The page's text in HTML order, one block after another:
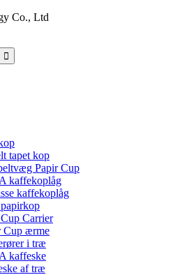
Co., Ltd
tapet kop
Papir Cup
kaffekoplåg
kaffekoplåg
Carrier
Cup ærme
i træ
kaffeske
af træ